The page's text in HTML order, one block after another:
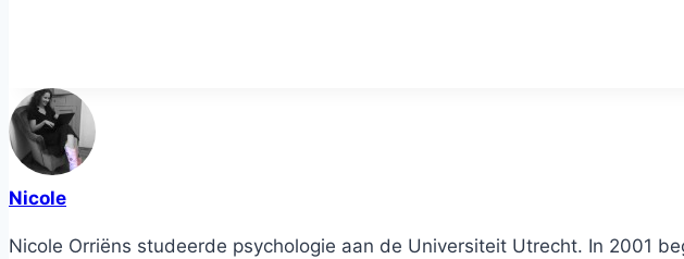
Nicole
Nicole Orriëns studeerde psychologie aan de Universiteit Utrecht. In 2001